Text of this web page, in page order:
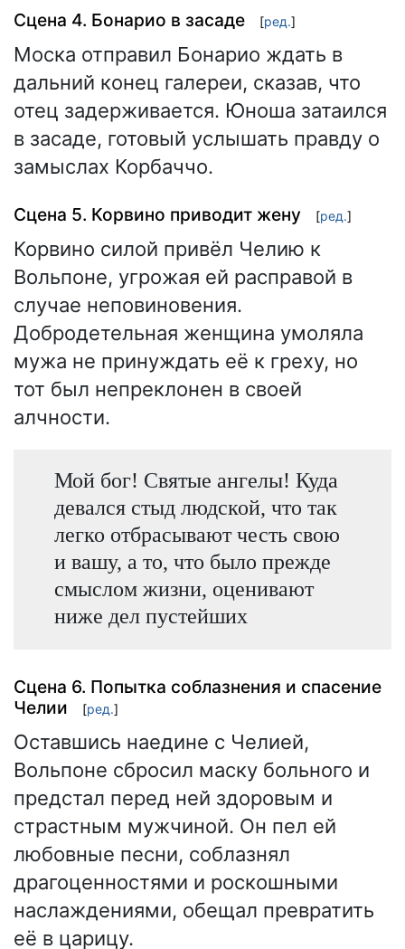
Сцена 4. Бонарио в засаде [ред.]
Моска отправил Бонарио ждать в
дальний конец галереи, сказав, что
отец задерживается. Юноша затаился
в засаде, готовый услышать правду о
замыслах Корбаччо.
Сцена 5. Корвино приводит жену [ред.]
Корвино силой привёл Челию к
Вольпоне, угрожая ей расправой в
случае неповиновения.
Добродетельная женщина умоляла
мужа не принуждать её к греху, но
тот был непреклонен в своей
алчности.
Мой бог! Святые ангелы! Куда
девался стыд людской, что так
легко отбрасывают честь свою
и вашу, а то, что было прежде
смыслом жизни, оценивают
ниже дел пустейших
Сцена 6. Попытка соблазнения и спасение
Челии
[ред.]
Оставшись наедине с Челией,
Вольпоне сбросил маску больного и
предстал перед ней здоровым и
страстным мужчиной. Он пел ей
любовные песни, соблазнял
драгоценностями и роскошными
наслаждениями, обещал превратить
её в царицу.